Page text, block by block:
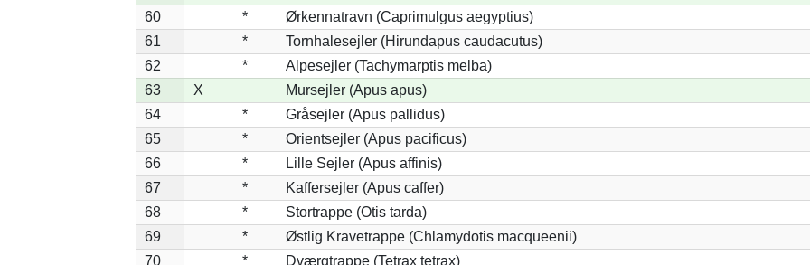
60
*
Ørkennatravn (Caprimulgus aegyptius)
61
*
Tornhalesejler (Hirundapus caudacutus)
62
*
Alpesejler (Tachymarptis melba)
63
X
Mursejler (Apus apus)
64
*
Gråsejler (Apus pallidus)
65
*
Orientsejler (Apus pacificus)
66
*
Lille Sejler (Apus affinis)
67
*
Kaffersejler (Apus caffer)
68
*
Stortrappe (Otis tarda)
69
*
Østlig Kravetrappe (Chlamydotis macqueenii)
70
*
Dværgtrappe (Tetrax tetrax)